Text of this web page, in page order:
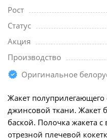
Рост
Статус
Акция
Производство
Оригинальное
Жакет
джинсовой ткани. Жакет
баской. Полочка жакета
отрезной плечевой